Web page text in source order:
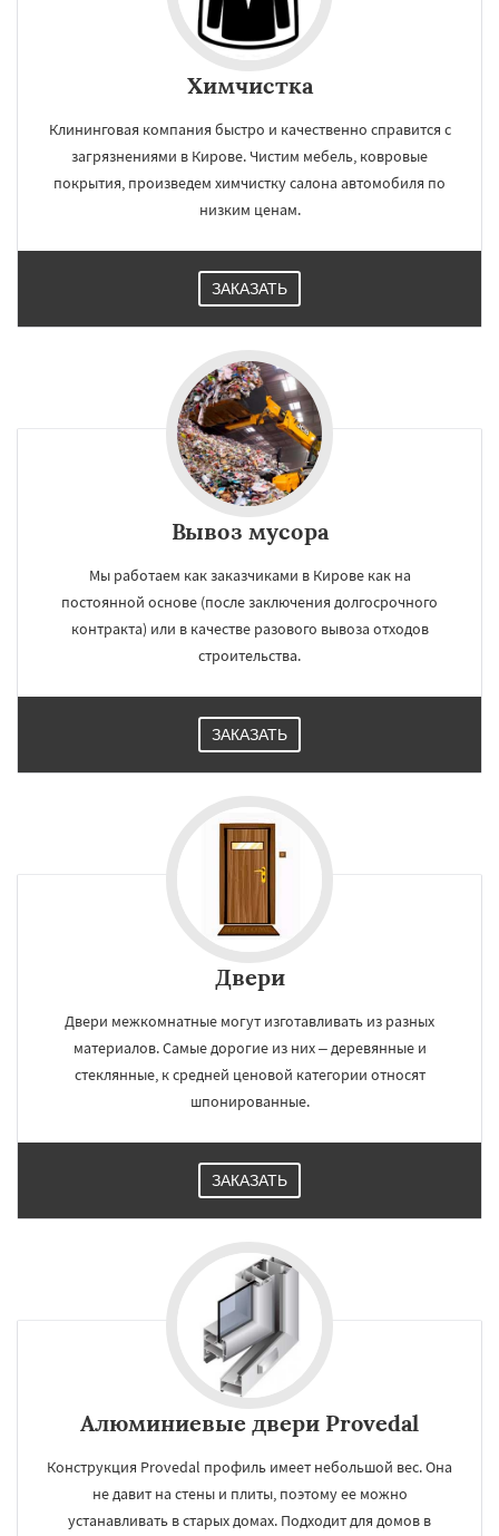
Химчистка
Клининговая компания быстро и качественно справится с
загрязнениями в Кирове. Чистим мебель, ковровые
покрытия, произведем химчистку салона автомобиля по
низким ценам.
ЗАКАЗАТЬ
Вывоз мусора
Мы работаем как заказчиками в Кирове как на
постоянной основе (после заключения долгосрочного
контракта) или в качестве разового вывоза отходов
строительства.
ЗАКАЗАТЬ
Двери
Двери межкомнатные могут изготавливать из разных
материалов. Самые дорогие из них – деревянные и
стеклянные, к средней ценовой категории относят
шпонированные.
ЗАКАЗАТЬ
Алюминиевые двери Provedal
Конструкция Provedal профиль имеет небольшой вес. Она
не давит на стены и плиты, поэтому ее можно
устанавливать в старых домах. Подходит для домов в